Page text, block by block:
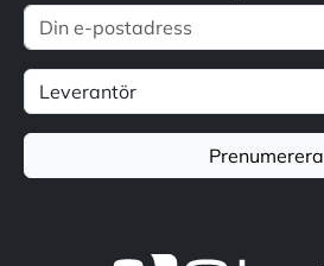
Prenumerera